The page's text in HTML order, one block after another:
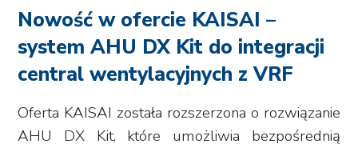
Nowość w ofercie KAISAI –
system AHU DX Kit do integracji
central wentylacyjnych z VRF
Oferta KAISAI została rozszerzona o rozwiązanie
AHU DX Kit, które umożliwia bezpośrednią